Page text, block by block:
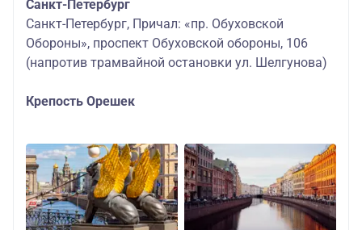
Санкт-Петербург
Санкт-Петербург, Причал: «пр. Обуховской
Обороны», проспект Обуховской обороны, 106
(напротив трамвайной остановки ул. Шелгунова)
Крепость Орешек